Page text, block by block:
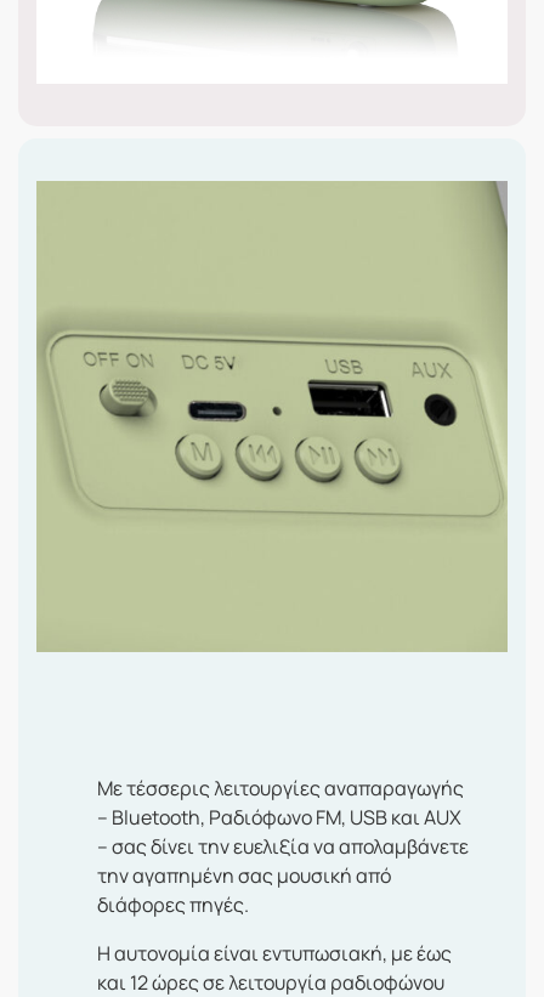
Με τέσσερις λειτουργίες αναπαραγωγής
– Bluetooth, Ραδιόφωνο FM, USB και AUX
– σας δίνει την ευελιξία να απολαμβάνετε
την αγαπημένη σας μουσική από
διάφορες πηγές.
Η αυτονομία είναι εντυπωσιακή, με έως
και 12 ώρες σε λειτουργία ραδιοφώνου